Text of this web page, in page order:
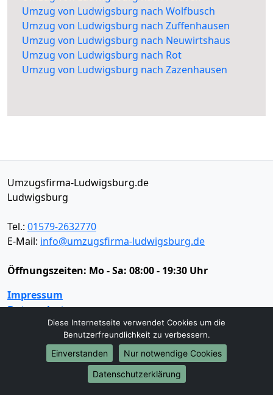
Umzug von Ludwigsburg nach Wolfbusch
Umzug von Ludwigsburg nach Zuffenhausen
Umzug von Ludwigsburg nach Neuwirtshaus
Umzug von Ludwigsburg nach Rot
Umzug von Ludwigsburg nach Zazenhausen
Umzugsfirma-Ludwigsburg.de
Ludwigsburg
Tel.: 01579-2632770
E-Mail: info@umzugsfirma-ludwigsburg.de
Öffnungszeiten: Mo - Sa: 08:00 - 19:30 Uhr
Impressum
Datenschutz
Umzugsservice
Behördenumzug
Büroumzug
Diese Internetseite verwendet Cookies um die
Benutzerfreundlichkeit zu verbessern.
Einverstanden
Nur notwendige Cookies
Datenschutzerklärung